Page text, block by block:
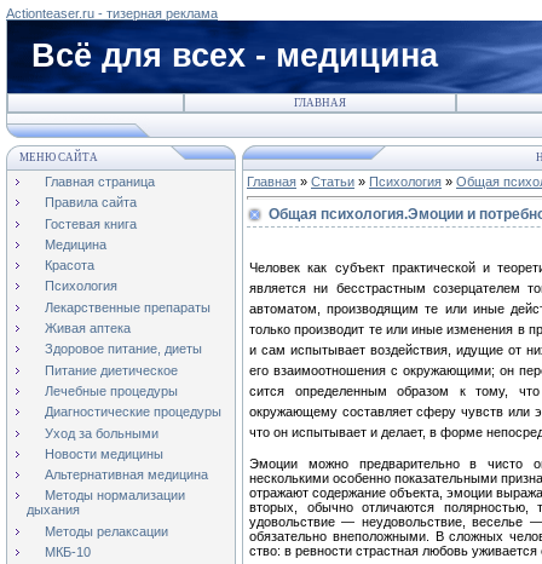
Actionteaser.ru - тизерная реклама
Всё для всех - медицина
ГЛАВНАЯ
МЕНЮ САЙТА
Главная страница
Правила сайта
Гостевая книга
Медицина
Красота
Психология
Лекарственные препараты
Живая аптека
Здоровое питание, диеты
Питание диетическое
Лечебные процедуры
Диагностические процедуры
Уход за больными
Новости медицины
Альтернативная медицина
Методы нормализации
дыхания
Методы релаксации
МКБ-10
Главная » Статьи » Психология » Общая
Общая психология.Эмоции и
Человек как субъект практической и
является ни бесстрастным созерцателем
автоматом, производящим те или иные
только производит те или иные изменения в
и сам испытывает воздействия, идущие от
его взаимоотношения с окру­жающими; он
сится определенным образом к тому,
окружающему составляет сферу чувств или
что он испытывает и делает, в форме
Эмоции можно предварительно в чисто
несколькими особенно показательными
отражают содержание объекта, эмоции
вторых, обычно отличаются
удовольствие — неудовольствие,
обязательно внеположными. В сложных
ство: в ревности страстная любовь